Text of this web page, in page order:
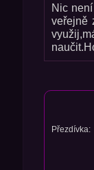
Nic
veřejně
Přezdívka: